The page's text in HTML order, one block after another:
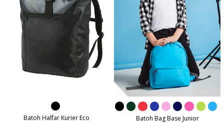
Batoh Halfar Kurier Eco Batoh Bag Base Junior